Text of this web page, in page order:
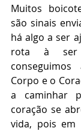
Muitos
são sinais
há algo a ser
rota à ser
Corpo e o
a caminhar
coração se
vida, pois em